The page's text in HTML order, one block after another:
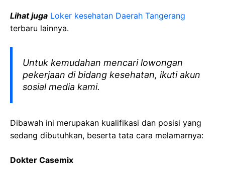
Lihat juga Loker kesehatan Daerah Tangerang
terbaru lainnya.
Untuk kemudahan mencari lowongan
pekerjaan di bidang kesehatan, ikuti akun
sosial media kami.
Dibawah ini merupakan kualifikasi dan posisi yang
sedang dibutuhkan, beserta tata cara melamarnya:
Dokter Casemix